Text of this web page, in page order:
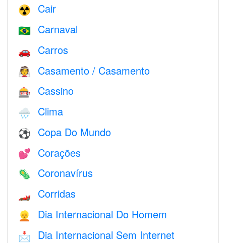
☢️ Cair
🇧🇷 Carnaval
🚗 Carros
👰 Casamento / Casamento
🎰 Cassino
🌧 Clima
⚽ Copa Do Mundo
💕 Corações
🦠 Coronavírus
🏎 Corridas
👱 Dia Internacional Do Homem
📩 Dia Internacional Sem Internet